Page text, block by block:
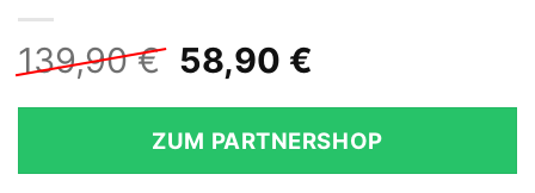
139,90€ Ursprünglicher
Preis
war:
139,90 €
58,90 €
ist:
58,90 €.
ZUM PARTNERSHOP